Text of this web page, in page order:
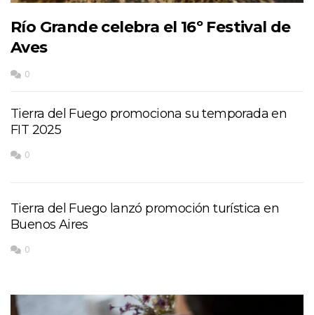
Río Grande celebra el 16º Festival de
Aves
0
Tierra del Fuego promociona su temporada en
FIT 2025
0
Tierra del Fuego lanzó promoción turística en
Buenos Aires
0